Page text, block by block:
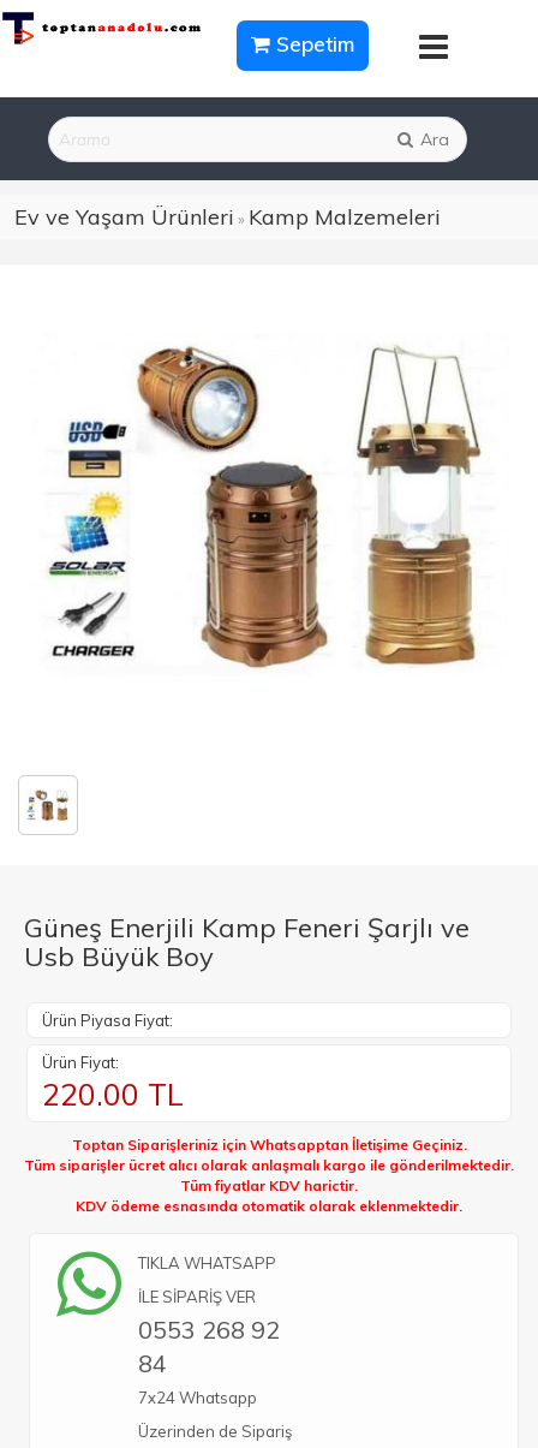
Sepetim
Ara
Ev ve Yaşam Ürünleri » Kamp Malzemeleri
Güneş Enerjili Kamp Feneri Şarjlı ve
Usb Büyük Boy
Ürün Piyasa Fiyat:
Ürün Fiyat:
220.00 TL
Toptan Siparişleriniz için Whatsapptan İletişime Geçiniz.
Tüm siparişler ücret alıcı olarak anlaşmalı kargo ile gönderilmektedir.
Tüm fiyatlar KDV harictir.
KDV ödeme esnasında otomatik olarak eklenmektedir.
TIKLA WHATSAPP
İLE SİPARİŞ VER
0553 268 92
84
7x24 Whatsapp
Üzerinden de Sipariş